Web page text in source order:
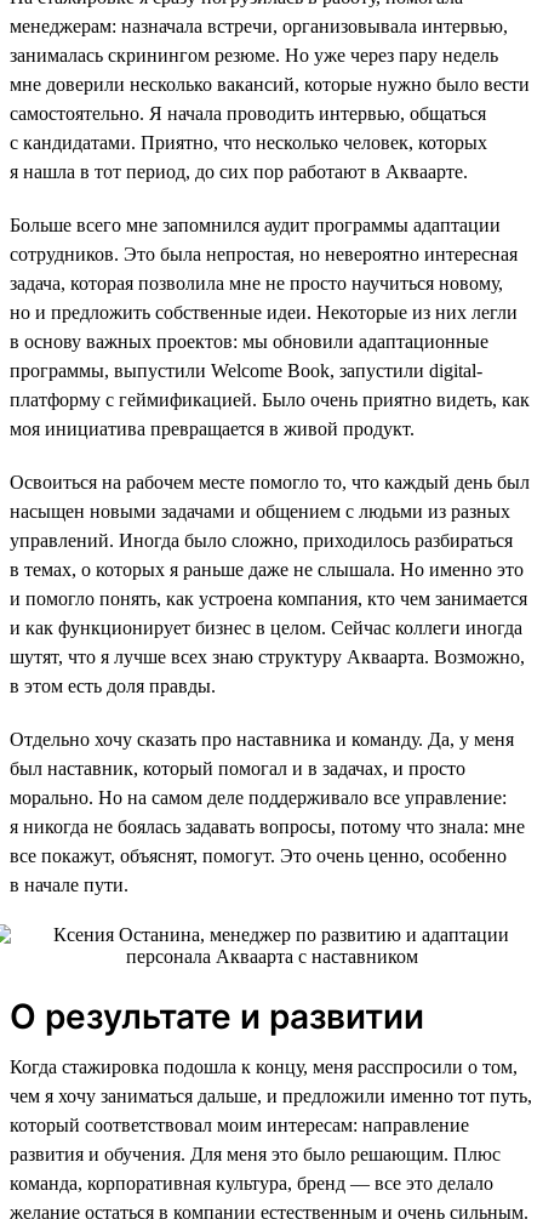
менеджерам: назначала встречи, организовывала интервью,
занималась скринингом резюме. Но уже через пару недель
мне доверили несколько вакансий, которые нужно было вести
самостоятельно. Я начала проводить интервью, общаться
с кандидатами. Приятно, что несколько человек, которых
я нашла в тот период, до сих пор работают в Акваарте.
Больше всего мне запомнился аудит программы адаптации
сотрудников. Это была непростая, но невероятно интересная
задача, которая позволила мне не просто научиться новому,
но и предложить собственные идеи. Некоторые из них легли
в основу важных проектов: мы обновили адаптационные
программы, выпустили Welcome Book, запустили digital-
платформу с геймификацией. Было очень приятно видеть, как
моя инициатива превращается в живой продукт.
Освоиться на рабочем месте помогло то, что каждый день был
насыщен новыми задачами и общением с людьми из разных
управлений. Иногда было сложно, приходилось разбираться
в темах, о которых я раньше даже не слышала. Но именно это
и помогло понять, как устроена компания, кто чем занимается
и как функционирует бизнес в целом. Сейчас коллеги иногда
шутят, что я лучше всех знаю структуру Акваарта. Возможно,
в этом есть доля правды.
Отдельно хочу сказать про наставника и команду. Да, у меня
был наставник, который помогал и в задачах, и просто
морально. Но на самом деле поддерживало все управление:
я никогда не боялась задавать вопросы, потому что знала: мне
все покажут, объяснят, помогут. Это очень ценно, особенно
в начале пути.
О результате и развитии
Когда стажировка подошла к концу, меня расспросили о том,
чем я хочу заниматься дальше, и предложили именно тот путь,
который соответствовал моим интересам: направление
развития и обучения. Для меня это было решающим. Плюс
команда, корпоративная культура, бренд — все это делало
желание остаться в компании естественным и очень сильным.